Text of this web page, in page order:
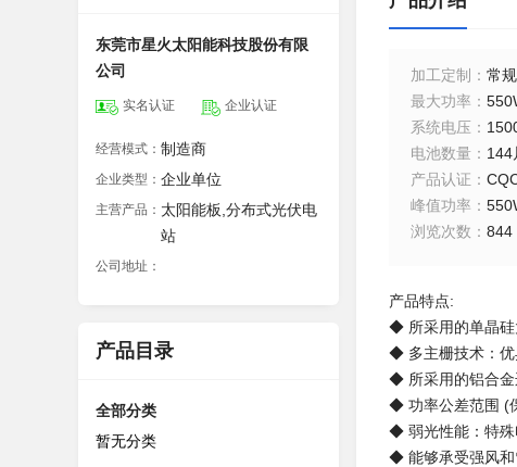
东莞市星火太阳能科技股份有限
公司
实名认证 企业认证
经营模式： 制造商
企业类型： 企业单位
主营产品： 太阳能板,分布式光伏电
站
公司地址：
产品目录
全部分类
暂无分类
加工定制 ： 常
最大功率 ：
系统电压 ：
电池数量 ： 144
产品认证 ：
峰值功率 ：
浏览次数 ： 844
产品特点:
◆ 所采用的单晶硅
◆ 多主栅技术：优
◆ 所采用的铝合金
◆ 功率公差范围 (
◆ 弱光性能：特殊
◆ 能够承受强风和